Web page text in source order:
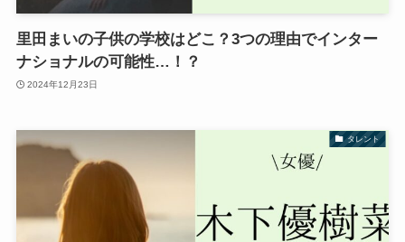
里田まいの子供の学校はどこ？3つの理由でインター
ナショナルの可能性…！？
2024年12月23日
タレント